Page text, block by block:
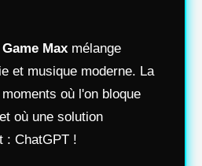
Game Max mélange
et musique moderne. La
où l'on bloque
où une solution
: ChatGPT !